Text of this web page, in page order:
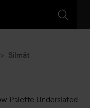
Silmät
Palette Underslated